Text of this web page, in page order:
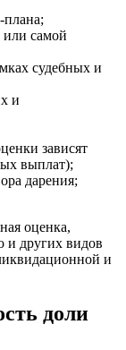
плана;
или самой
судебных и
и
зависят
выплат);
дарения;
оценка,
и других видов
и
доли